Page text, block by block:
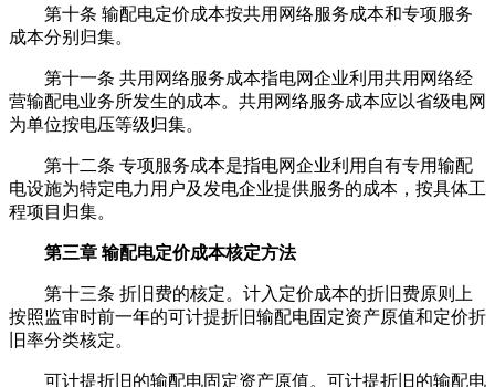
第十条 输配电定价成本按共用网络服务成本和专项服务
成本分别归集。
第十一条 共用网络服务成本指电网企业利用共用网络经
营输配电业务所发生的成本。共用网络服务成本应以省级电网
为单位按电压等级归集。
第十二条 专项服务成本是指电网企业利用自有专用输配
电设施为特定电力用户及发电企业提供服务的成本，按具体工
程项目归集。
第三章 输配电定价成本核定方法
第十三条 折旧费的核定。计入定价成本的折旧费原则上
按照监审时前一年的可计提折旧输配电固定资产原值和定价折
旧率分类核定。
可计提折旧的输配电固定资产原值。可计提折旧的输配电